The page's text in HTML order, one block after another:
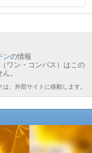
ンの情報
ワン・コンパス）はこの
。
は、外部サイトに移動します。